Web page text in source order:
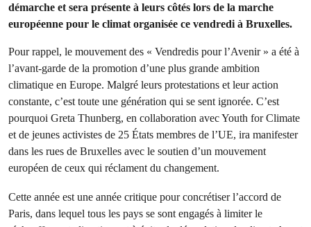
démarche et sera présente à leurs côtés lors de la marche
européenne pour le climat organisée ce vendredi à Bruxelles.
Pour rappel, le mouvement des « Vendredis pour l’Avenir » a été à
l’avant-garde de la promotion d’une plus grande ambition
climatique en Europe. Malgré leurs protestations et leur action
constante, c’est toute une génération qui se sent ignorée. C’est
pourquoi Greta Thunberg, en collaboration avec Youth for Climate
et de jeunes activistes de 25 États membres de l’UE, ira manifester
dans les rues de Bruxelles avec le soutien d’un mouvement
européen de ceux qui réclament du changement.
Cette année est une année critique pour concrétiser l’accord de
Paris, dans lequel tous les pays se sont engagés à limiter le